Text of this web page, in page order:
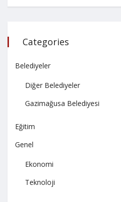
Categories
Belediyeler
Diğer Belediyeler
Gazimağusa Belediyesi
Eğitim
Genel
Ekonomi
Teknoloji